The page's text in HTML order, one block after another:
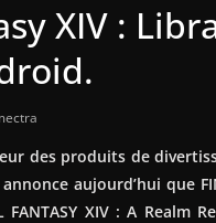
XIV :
des produits de
aujourd’hui que
FANTASY XIV : A